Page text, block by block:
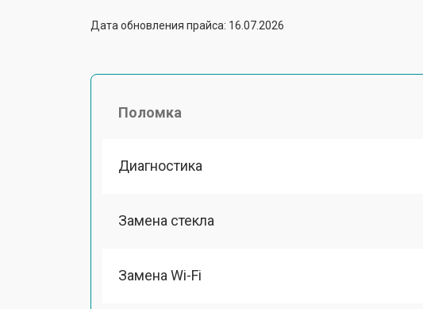
Дата обновления прайса: 16.07.2026
Поломка
Диагностика
Замена стекла
Замена Wi-Fi